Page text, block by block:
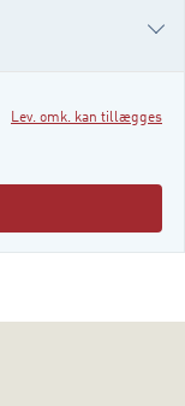
Lev. omk. kan tillægges